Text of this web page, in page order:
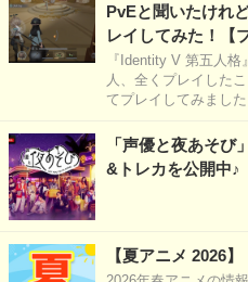
PvEと聞いたけれ
レイしてみた！【
『Identity V 第五人
人、全くプレイした
てプレイしてみました
「声優と夜あそ
&トレカを公開中♪
【夏アニメ 2026】